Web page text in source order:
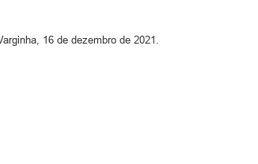
16 de dezembro de 2021.